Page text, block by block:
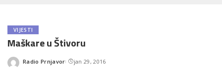
VIJESTI
Maškare u Štivoru
Posted
Radio Prnjavor jan 29, 2016